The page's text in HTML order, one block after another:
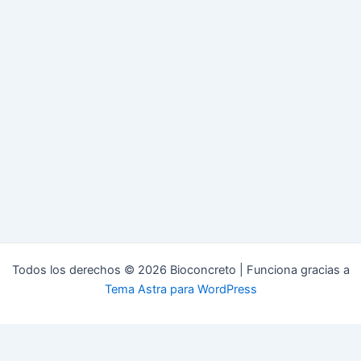
Todos los derechos © 2026 Bioconcreto | Funciona gracias a
Tema Astra para WordPress